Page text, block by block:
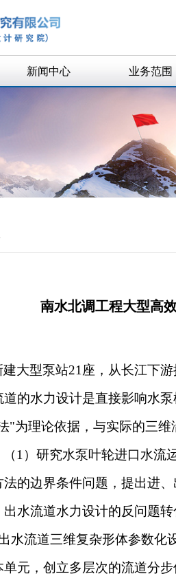
新闻中心 业务范围
勘测设计
生态景观
工程总承包
资质证书
南水北调工程大型高
大型泵站21 座，从长江下
的水力设计是直接影响水
"为理论依据，与实际的三维
1 ）研究水泵叶轮进口水流
的边界条件问题，提出进
水流道水力设计的反问题
水流道三维复杂形体参数化
元，创立多层次的流道分